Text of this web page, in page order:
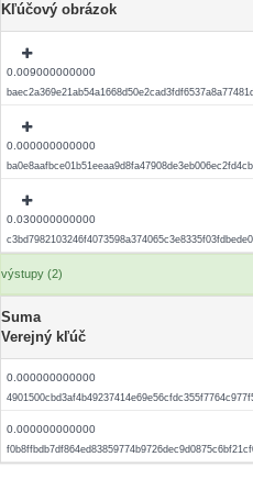
Kľúčový obrázok
0.009000000000
0.000000000000
0.030000000000
výstupy (2)
Suma
Verejný kľúč
0.000000000000
0.000000000000